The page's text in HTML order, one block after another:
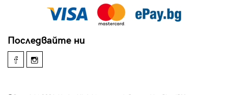
Последвайте ни